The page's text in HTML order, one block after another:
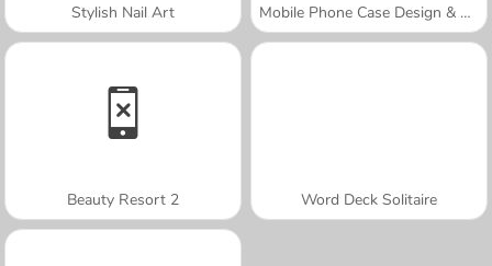
Stylish Nail Art Mobile Phone Case Design & DIY
Beauty Resort 2 Word Deck Solitaire